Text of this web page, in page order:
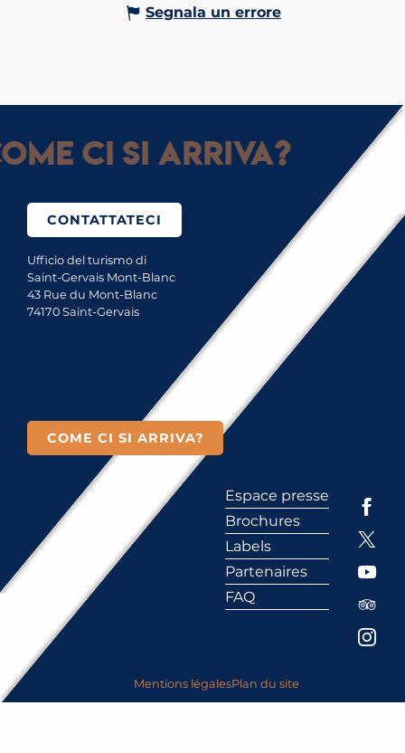
Segnala un errore
ci si arriva?
CONTATTATECI
Ufficio del turismo di
Saint-Gervais Mont-Blanc
43 Rue du Mont-Blanc
74170 Saint-Gervais
COME CI SI ARRIVA?
Espace presse
Brochures
Labels
Partenaires
FAQ
Mentions légalesPlan du site